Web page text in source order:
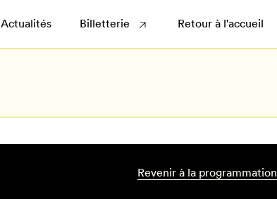
Actualités Billetterie Retour à l'accueil
Revenir à la programmation